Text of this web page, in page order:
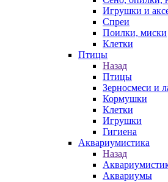
Игрушки и
Спреи
Поилки, миски
Клетки
Птицы
Назад
Птицы
Зерносмеси и
Кормушки
Клетки
Игрушки
Гигиена
Аквариумистика
Назад
Аквариумы